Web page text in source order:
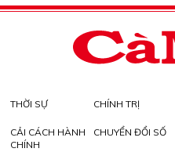
THỜI SỰ CHÍNH TRỊ
CẢI CÁCH HÀNH
CHÍNH
CHUYỂN ĐỔI SỐ